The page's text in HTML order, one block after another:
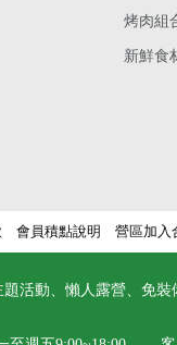
烤肉組
新鮮食
會員積點說明 營區加入
活動、懶人露營、免